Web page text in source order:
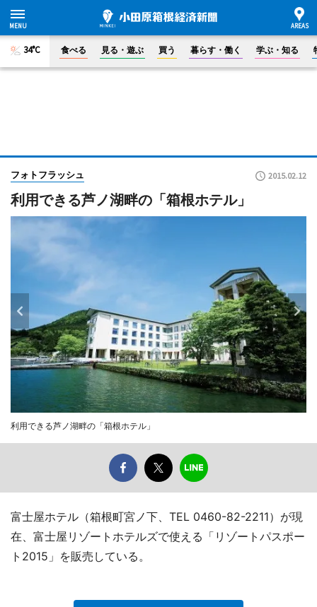
34°C 食べる 見る・遊ぶ 買う 暮らす・働く 学ぶ・知る
フォトフラッシュ 2015.02.12
利用できる芦ノ湖畔の「箱根ホテル」
利用できる芦ノ湖畔の「箱根ホテル」
富士屋ホテル（箱根町宮ノ下、TEL 0460-82-2211）が現
在、富士屋リゾートホテルズで使える「リゾートパスポー
ト2015」を販売している。